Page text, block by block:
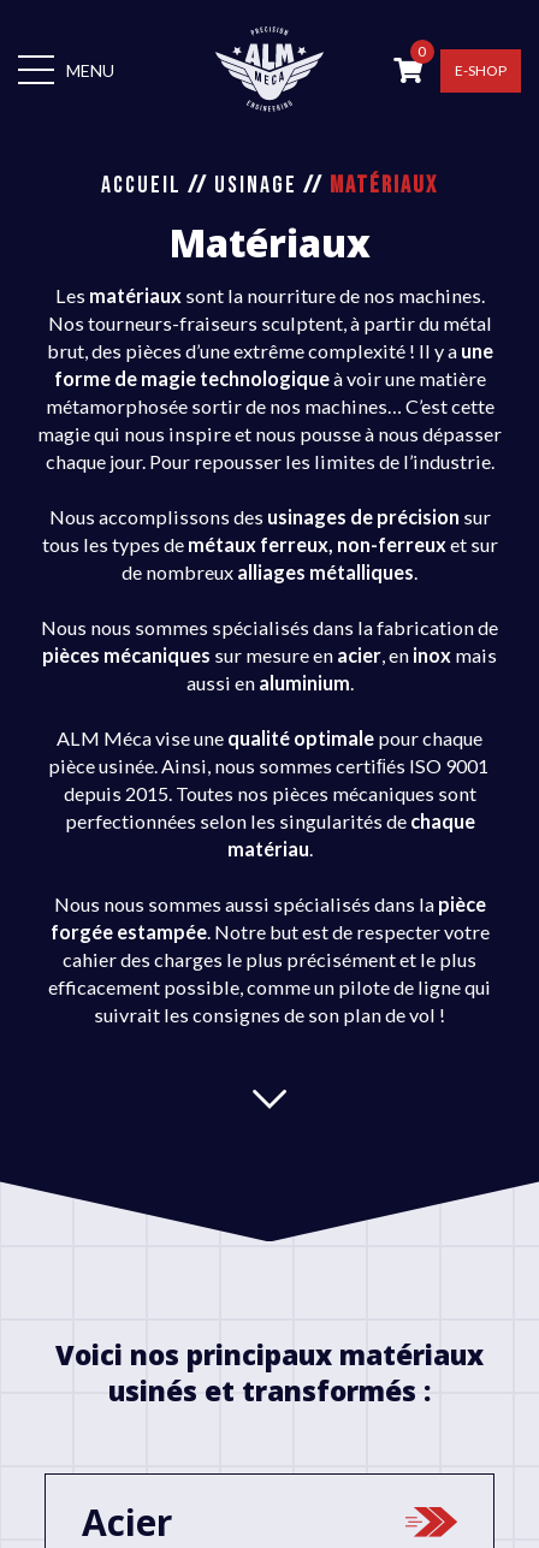
MENU
0
E-SHOP
ACCUEIL // USINAGE // MATÉRIAUX
Matériaux
Les matériauxsont la nourriture de nos machines.
Nos tourneurs-fraiseurs sculptent, à partir du métal
brut, des pièces d’une extrême complexité ! Il y a une
forme de magie technologiqueà voir une matière
métamorphosée sortir de nos machines… C’est cette
magie qui nous inspire et nous pousse à nous dépasser
chaque jour. Pour repousser les limites de l’industrie.
Nous accomplissons des usinages de précision sur
tous les types de métaux ferreux, non-ferreuxet sur
de nombreux alliages métalliques
Nous nous sommes spécialisés dans la fabrication de
pièces mécaniques sur mesure en acier , en inox mais
aussi en aluminium
ALM Méca vise une qualité optimale pour chaque
pièce usinée. Ainsi, nous sommes certiﬁés ISO 9001
depuis 2015. Toutes nos pièces mécaniques sont
perfectionnées selon les singularités de chaque
matériau
Nous nous sommes aussi spécialisés dans lapièce
forgée estampée. Notre but est de respecter votre
cahier des charges le plus précisément et le plus
efficacement possible, comme un pilote de ligne qui
suivrait les consignes de son plan de vol !
Voici nos principaux matériaux
usinés et transformés :
Acier